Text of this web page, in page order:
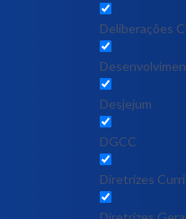
Deliberações
Desjejum
DGCC
Diretrizes